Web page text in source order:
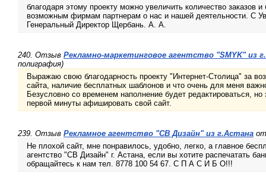
благодаря этому проекту можно увеличить количество заказов
возможным фирмам партнерам о нас и нашей деятельности. С
Генеральный Директор Щербань. А. А.
240. Отзыв Рекламно-маркетинговое агентство "SMYK" из
полиграфия)
Выражаю свою благодарность проекту "Интернет-Столица" за
сайта, наличие бесплатных шаблонов и что очень для меня
Безусловно со временем наполнение будет редактироваться,
первой минуты афишировать свой сайт.
239. Отзыв Рекламное агентство "СВ Дизайн" из г.Астана
Не плохой сайт, мне понравилось, удобно, легко, а главное
агентство "CВ Дизайн" г. Астана, если вы хотите распечатать
обращайтесь к нам тел. 8778 100 54 67. С П А С И Б О!!!